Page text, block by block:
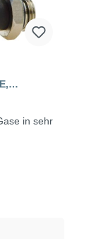
in sehr